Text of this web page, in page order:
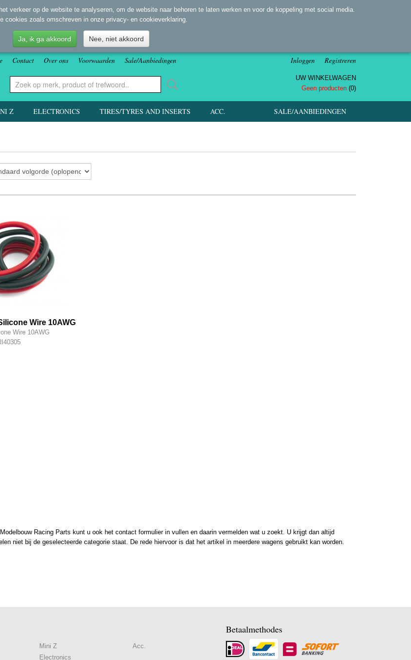
Contact Over ons Voorwaarden Sale/Aanbiedingen Inloggen Registreren
UW WINKELWAGEN
Geen producten (0)
SALE/AANBIEDINGEN
Z ELECTRONICS TIRES/TYRES AND INSERTS ACC.
Wire 10AWG
ORI40305
Wire 10AWG
Racing Parts kunt u ook het contact formulier in vullen en daarin vermelden wat u zoekt. U krijgt dan altijd
niet bij de geselecteerde categorie staat. De rede hiervoor is dat het artikel in meerdere wagens gebruikt kan worden.
Mini Z
Electronics
Acc.
Betaalmethodes
verkeer op de website te analyseren, om de website naar behoren te laten werken en voor de koppeling met social media.
cookies zoals omschreven in onze privacy- en cookieverklaring.
Ja, ik ga akkoord Nee, niet akkoord